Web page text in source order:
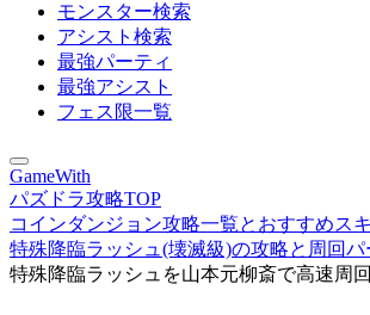
モンスター検索
アシスト検索
最強パーティ
最強アシスト
フェス限一覧
GameWith
パズドラ攻略TOP
コインダンジョン攻略一覧とおすすめス
特殊降臨ラッシュ(壊滅級)の攻略と周回パ
特殊降臨ラッシュを山本元柳斎で高速周回